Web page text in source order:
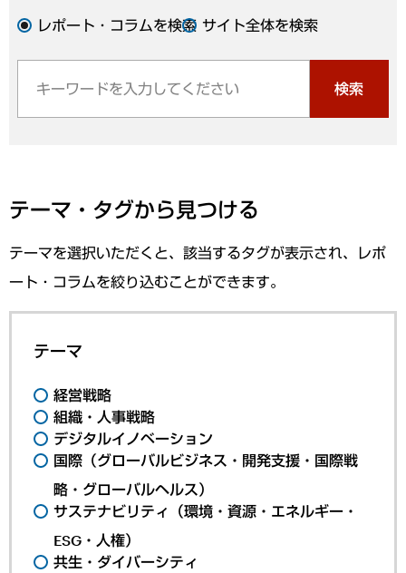
レポート・コラムを検索 サイト全体を検索
検索
テーマ・タグから見つける
テーマを選択いただくと、該当するタグが表示され、レポ
ート・コラムを絞り込むことができます。
テーマ
経営戦略
組織・人事戦略
デジタルイノベーション
国際（グローバルビジネス・開発支援・国際戦
略・グローバルヘルス）
サステナビリティ（環境・資源・エネルギー・
ESG・人権）
共生・ダイバーシティ